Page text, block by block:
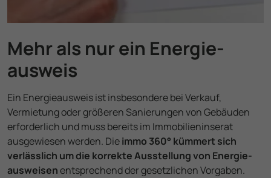
Mehr als nur ein Energie­
ausweis
Ein Energie­ausweis ist insbesondere bei Verkauf,
Vermietung oder größeren Sanierungen von Gebäuden
erforderlich und muss bereits im Immobilien­inserat
ausgewiesen werden. Dieimmo 360° kümmert sich
verlässlich um die korrekte Ausstellung von Energie­
ausweisenentsprechend der gesetz­lichen Vorgaben.